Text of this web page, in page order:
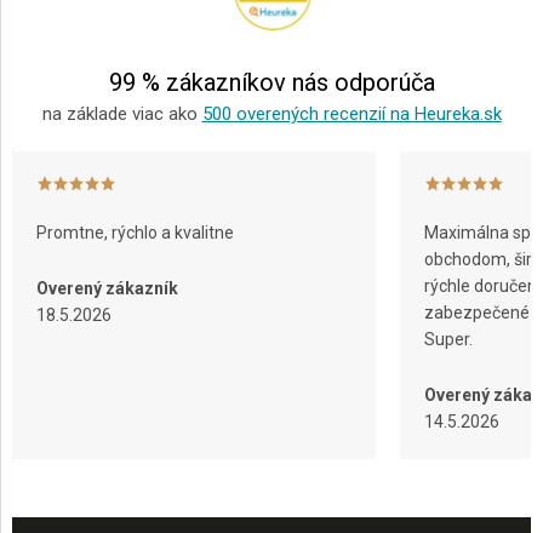
99 % zákazníkov nás odporúča
na základe viac ako 500 overených recenzií na Heureka.sk
Promtne, rýchlo a kvalitne
Overený zákazník
18.5.2026
Maximálna
obchodom,
rýchle
zabezpečené
Super.
Overený
14.5.2026